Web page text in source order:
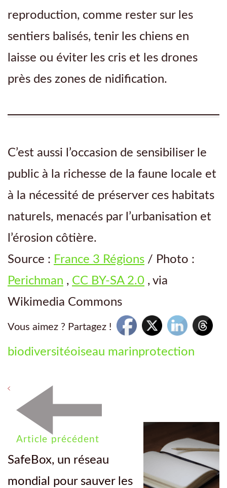
reproduction, comme rester sur les
sentiers balisés, tenir les chiens en
laisse ou éviter les cris et les drones
près des zones de nidification.
C’est aussi l’occasion de sensibiliser le
public à la richesse de la faune locale et
à la nécessité de préserver ces habitats
naturels, menacés par l’urbanisation et
l’érosion côtière.
Source : France 3 Régions / Photo :
Perichman , CC BY-SA 2.0 , via
Wikimedia Commons
Vous aimez ? Partagez !
biodiversitéoiseau marinprotection
Article précédent
SafeBox, un réseau
mondial pour sauver les